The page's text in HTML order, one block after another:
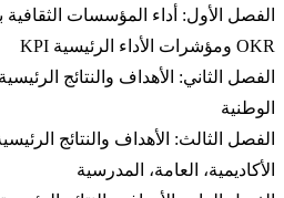
الفصل الأول: أداء المؤسسات الثقافية
OKR ومؤشرات الأداء الرئيسية KPI
الفصل الثاني: الأهداف والنتائج
الوطنية
الفصل الثالث: الأهداف والنتائج
الأكاديمية، العامة، المدرسية